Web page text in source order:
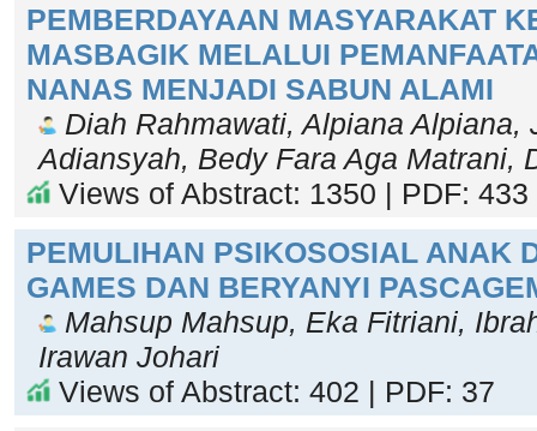
PEMBERDAYAAN MASYARAKAT
MASBAGIK MELALUI
NANAS MENJADI SABUN ALAMI
Diah Rahmawati, Alpiana Alpiana,
Adiansyah, Bedy Fara Aga Matrani,
Views of Abstract: 1350 | PDF: 433
PEMULIHAN PSIKOSOSIAL ANAK
GAMES DAN BERYANYI
Mahsup Mahsup, Eka Fitriani,
Irawan Johari
Views of Abstract: 402 | PDF: 37